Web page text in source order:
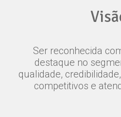
Ser reconhecida
destaque no
qualidade,
competitivos e